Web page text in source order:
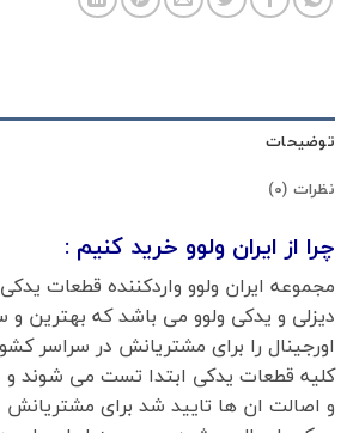
توضیحات
نظرات (0)
چرا از ایران ولوو خرید کنیم :
مجموعه ایران ولوو واردکننده قطعات
دیزلی و یدکی ولوو می باشد که بهترین
اورجینال را برای مشتریانش در سراسر
کلیه قطعات یدکی ابتدا تست می شوند
و اصالت ان ها تایید شد برای مشتریانش